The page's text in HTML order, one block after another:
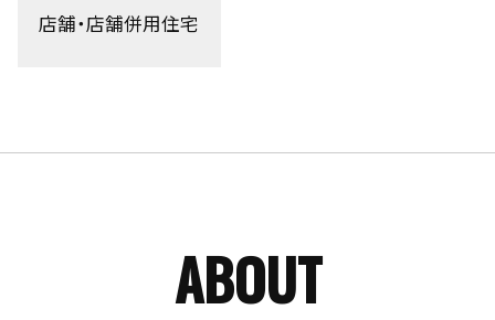
店舗・店舗併用住宅
ABOUT